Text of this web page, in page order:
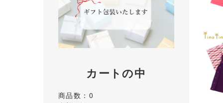
カートの中
商品数：0